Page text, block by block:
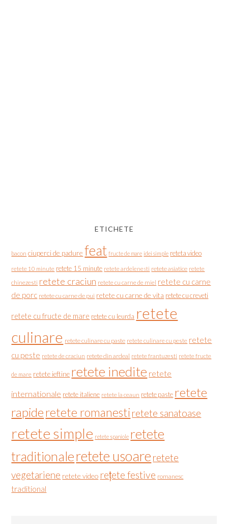
ETICHETE
bacon ciuperci de padure feat fructe de mare idei simple reteta video
retete 10 minute retete 15 minute retete ardelenesti retete asiatice retete
chinezesti retete craciun retete cu carne de miel retete cu carne
de porc retete cu carne de pui retete cu carne de vita retete cu creveti
retete cu fructe de mare retete cu leurda retete
culinare retete culinare cu paste retete culinare cu peste retete
cu peste retete de craciun retete din ardeal retete frantuzesti retete fructe
de mare retete ieftine retete inedite retete
internationale retete italiene retete la ceaun retete paste retete
rapideretete romanesti retete sanatoase
retete simple retete spaniole retete
traditionaleretete usoare retete
vegetariene retete video rețete festive romanesc
traditional